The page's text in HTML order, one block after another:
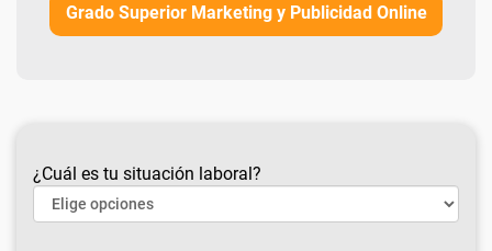
Grado Superior Marketing y Publicidad Online
¿Cuál es tu situación laboral?